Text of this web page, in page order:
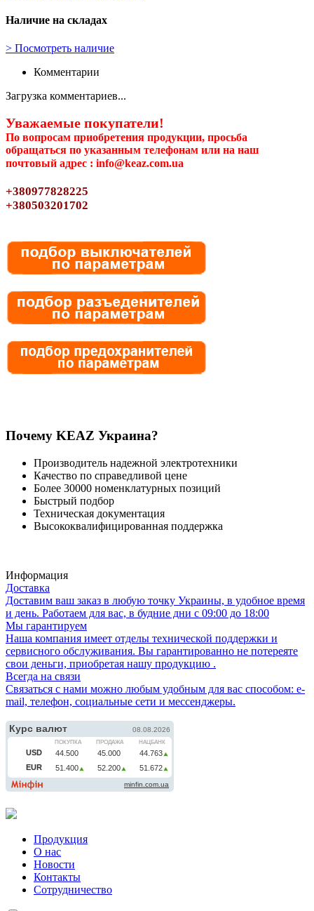
Наличие на складах
> Посмотреть наличие
Комментарии
Загрузка комментариев...
Уважаемые покупатели!
По вопросам приобретения продукции, просьба
обращаться по указанным телефонам или на наш
почтовый адрес : info@keaz.com.ua
+380977828225
+380503201702
Почему KEAZ Украина?
Производитель надежной электротехники
Качество по справедливой цене
Более 30000 номенклатурных позиций
Быстрый подбор
Техническая документация
Высококвалифицированная поддержка
Информация
Доставка
Доставим ваш заказ в любую точку Украины, в удобное время
и день. Работаем для вас, в будние дни с 09:00 до 18:00
Мы гарантируем
Наша компания имеет отделы технической поддержки и
сервисного обслуживания. Вы гарантированно не потереяте
свои деньги, приобретая нашу продукцию .
Всегда на связи
Связаться с нами можно любым удобным для вас способом: e-
mail, телефон, социальные сети и мессенджеры.
Продукция
О нас
Новости
Контакты
Сотрудничество